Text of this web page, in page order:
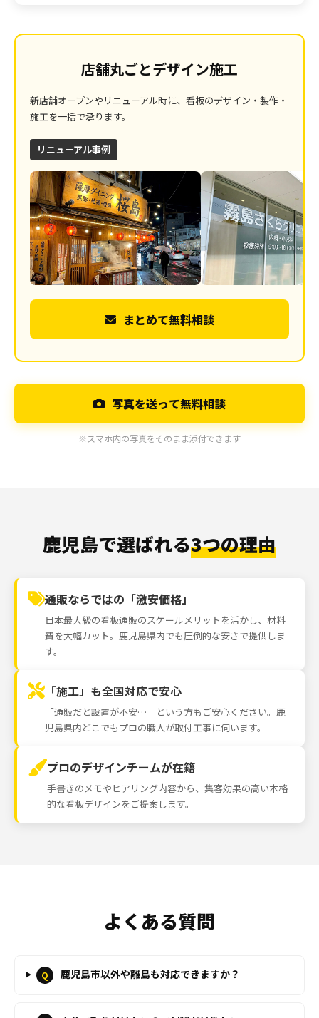
店舗丸ごとデザイン施工
新店舗オープンやリニューアル時に、看板のデザイン・製作・
施工を一括で承ります。
リニューアル事例
まとめて無料相談
写真を送って無料相談
※スマホ内の写真をそのまま添付できます
鹿児島で選ばれる3つの理由
通販ならではの「激安価格」
日本最大級の看板通販のスケールメリットを活かし、材料
費を大幅カット。鹿児島県内でも圧倒的な安さで提供しま
す。
「施工」も全国対応で安心
「通販だと設置が不安…」という方もご安心ください。鹿
児島県内どこでもプロの職人が取付工事に伺います。
プロのデザインチームが在籍
手書きのメモやヒアリング内容から、集客効果の高い本格
的な看板デザインをご提案します。
よくある質問
Q 鹿児島市以外や離島も対応できますか？